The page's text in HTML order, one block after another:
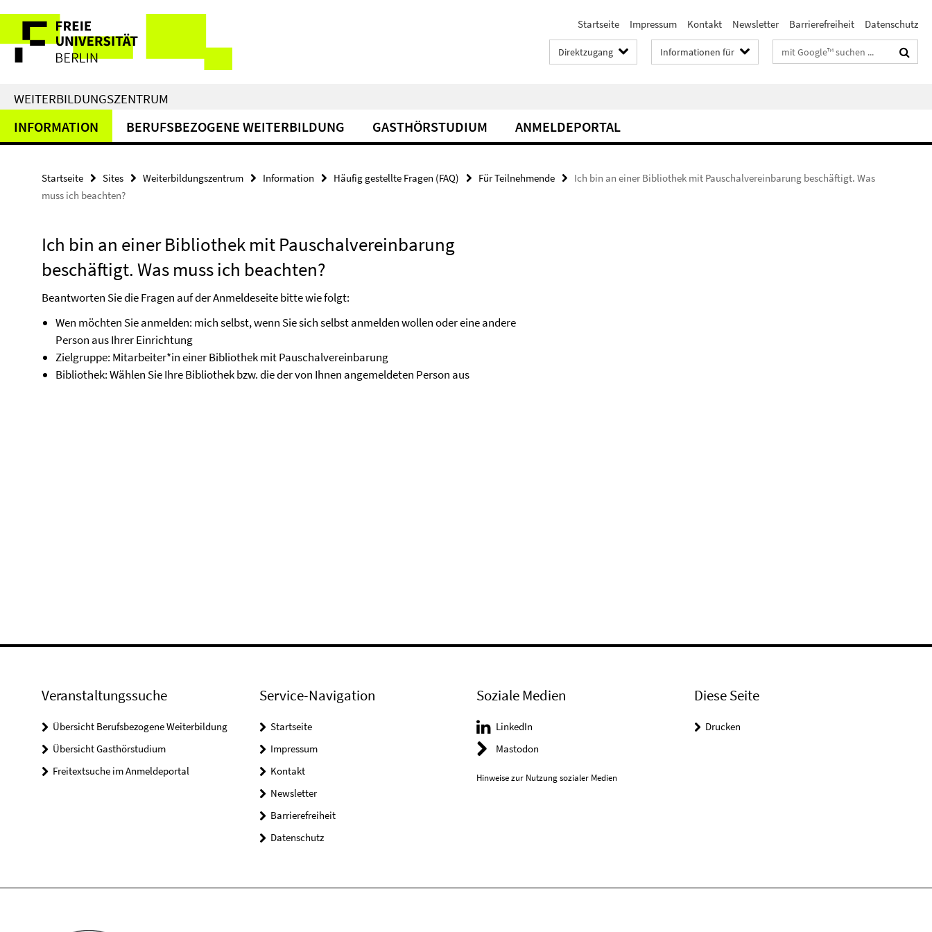
direkt
zu
Inhalt
Service-
Navigation
Startseite Impressum Kontakt Newsletter Barrierefreiheit Datenschutz
Direktzugang Informationen für Suchbegriffe
WEITERBILDUNGSZENTRUM
INFORMATION BERUFSBEZOGENE WEITERBILDUNG GASTHÖRSTUDIUM ANMELDEPORTAL
Startseite Sites Weiterbildungszentrum Information Häufig gestellte Fragen (FAQ) Für Teilnehmende
Ich bin an einer Bibliothek mit Pauschalvereinbarung beschäftigt. Was
muss ich beachten?
Ich bin an einer Bibliothek mit Pauschalvereinbarung
beschäftigt. Was muss ich beachten?
Beantworten Sie die Fragen auf der Anmeldeseite bitte wie folgt:
Wen möchten Sie anmelden: mich selbst, wenn Sie sich selbst anmelden wollen oder eine andere
Person aus Ihrer Einrichtung
Zielgruppe: Mitarbeiter*in einer Bibliothek mit Pauschalvereinbarung
Bibliothek: Wählen Sie Ihre Bibliothek bzw. die der von Ihnen angemeldeten Person aus
Veranstaltungssuche
Übersicht Berufsbezogene Weiterbildung
Übersicht Gasthörstudium
Freitextsuche im Anmeldeportal
Service-Navigation
Startseite
Impressum
Kontakt
Newsletter
Barrierefreiheit
Datenschutz
Soziale Medien
LinkedIn
Mastodon
Hinweise zur Nutzung sozialer Medien
Diese Seite
Drucken